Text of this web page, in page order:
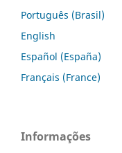
Português (Brasil)
English
Español (España)
Français (France)
Informações